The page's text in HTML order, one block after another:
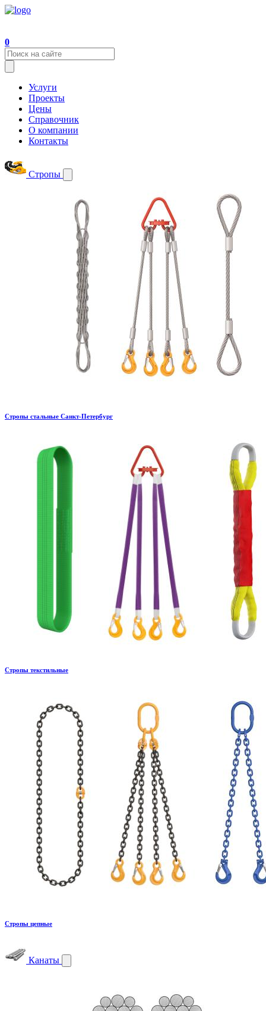
0
Услуги
Проекты
Цены
Справочник
О компании
Контакты
Стропы
Стропы стальные Санкт-Петербург
Стропы текстильные
Стропы цепные
Канаты